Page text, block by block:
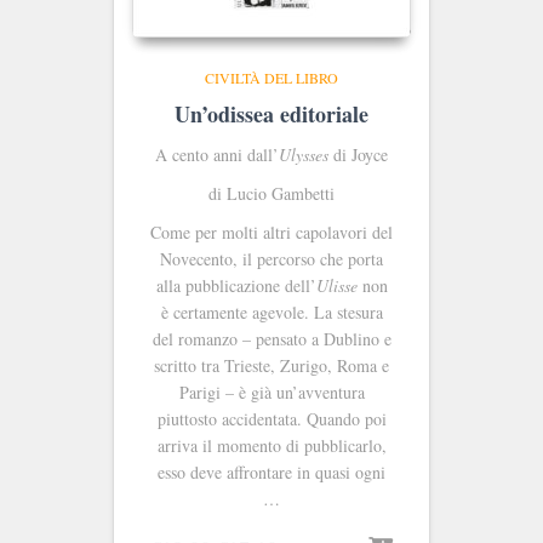
CIVILTÀ DEL LIBRO
Un’odissea editoriale
A cento anni dall’Ulysses di Joyce
di Lucio Gambetti
Come per molti altri capolavori del
Novecento, il percorso che porta
alla pubblicazione dell’Ulisse non
è certamente agevole. La stesura
del romanzo – pensato a Dublino e
scritto tra Trieste, Zurigo, Roma e
Parigi – è già un’avventura
piuttosto accidentata. Quando poi
arriva il momento di pubblicarlo,
esso deve affrontare in quasi ogni
…